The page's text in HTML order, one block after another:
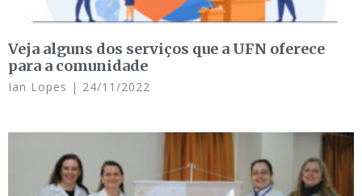
Veja alguns dos serviços que a UFN oferece
para a comunidade
Ian Lopes 24/11/2022